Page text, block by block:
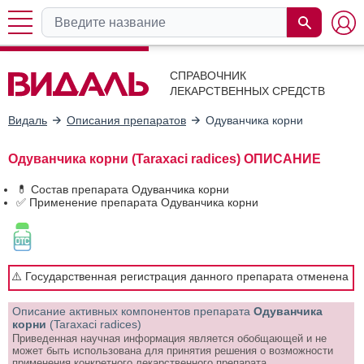
СПРАВОЧНИК
ЛЕКАРСТВЕННЫХ СРЕДСТВ
Видаль Описания препаратов Одуванчика корни
Одуванчика корни (Taraxaci radices) ОПИСАНИЕ
💊 Состав препарата Одуванчика корни
✅ Применение препарата Одуванчика корни
⚠️ Государственная регистрация данного препарата отменена
Описание активных компонентов препарата Одуванчика
корни (Taraxaci radices)
Приведенная научная информация является обобщающей и не
может быть использована для принятия решения о возможности